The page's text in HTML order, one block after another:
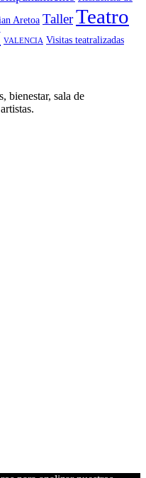
Aretoa TallerTeatro
VALENCIA Visitas teatralizadas
bienestar, sala de